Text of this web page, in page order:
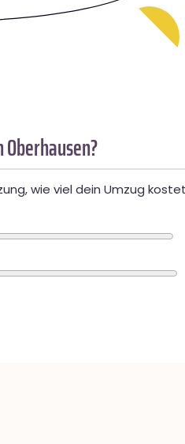
wie viel dein Umzug